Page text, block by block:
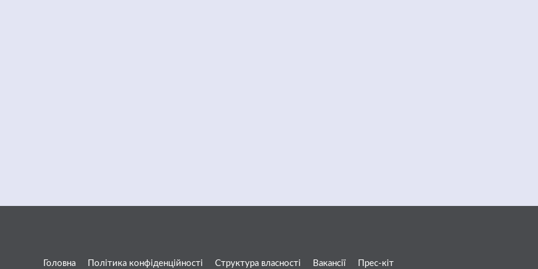
Головна Політика конфіденційності Структура власності Вакансії Прес-кіт